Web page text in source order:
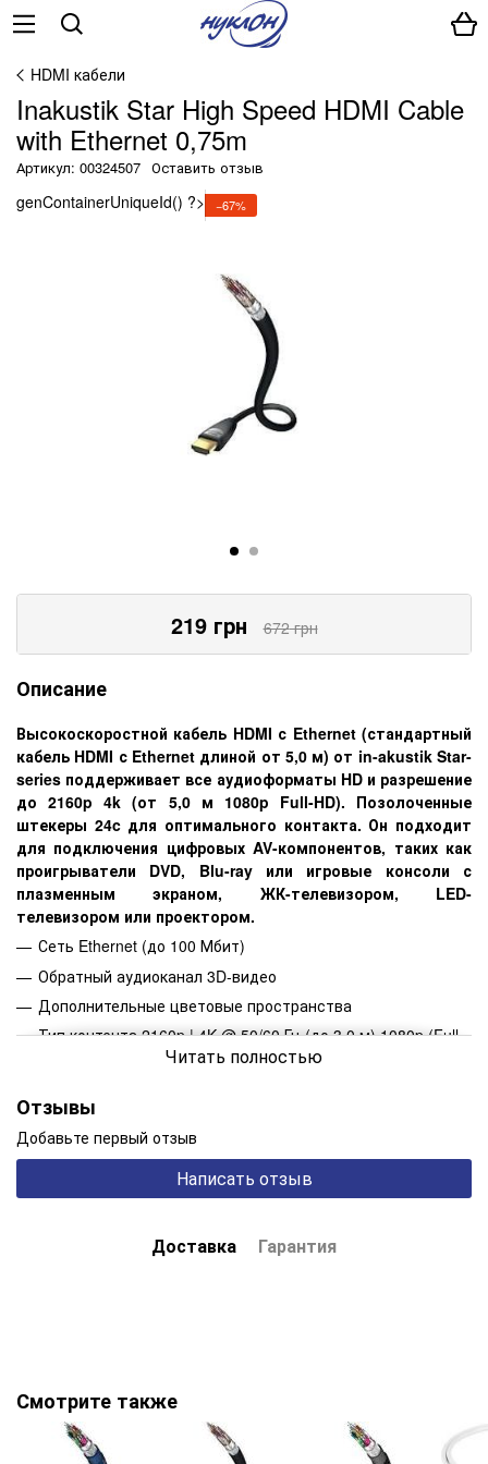
HDMI кабели
Inakustik Star High Speed HDMI Cable
with Ethernet 0,75m
Артикул: 00324507 Оставить отзыв
genContainerUniqueId() ?> −67%
219грн 672грн
Описание
Высокоскоростной кабель HDMI с Ethernet (стандартный
кабель HDMI с Ethernet длиной от 5,0 м) от in-akustik Star-
series поддерживает все аудиоформаты HD и разрешение
до 2160p 4k (от 5,0 м 1080p Full-HD). Позолоченные
штекеры 24c для оптимального контакта. Он подходит
для подключения цифровых AV-компонентов, таких как
проигрыватели DVD, Blu-ray или игровые консоли с
плазменным экраном, ЖК-телевизором, LED-
телевизором или проектором.
Сеть Ethernet (до 100 Мбит)
Обратный аудиоканал 3D-видео
Дополнительные цветовые пространства
Тип контента 2160p | 4K @ 50/60 Гц (до 3,0 м) 1080p (Full
Скорость передачи данных до 18,2 Гбит / с (до 3,0 м),
мульти-бит
Deep Color; xvColor HDMI 2.0a-совместимый (до 3,0 м)
HD-аудио: DTS ™ HD, Dolby® True HD, Dolby® Digital Plus,
Довжина кабелю (м) - 0,75 м
Кількість провідників - 1
Читать полностью
Отзывы
Добавьте первый отзыв
Написать отзыв
Доставка Гарантия
Смотрите также